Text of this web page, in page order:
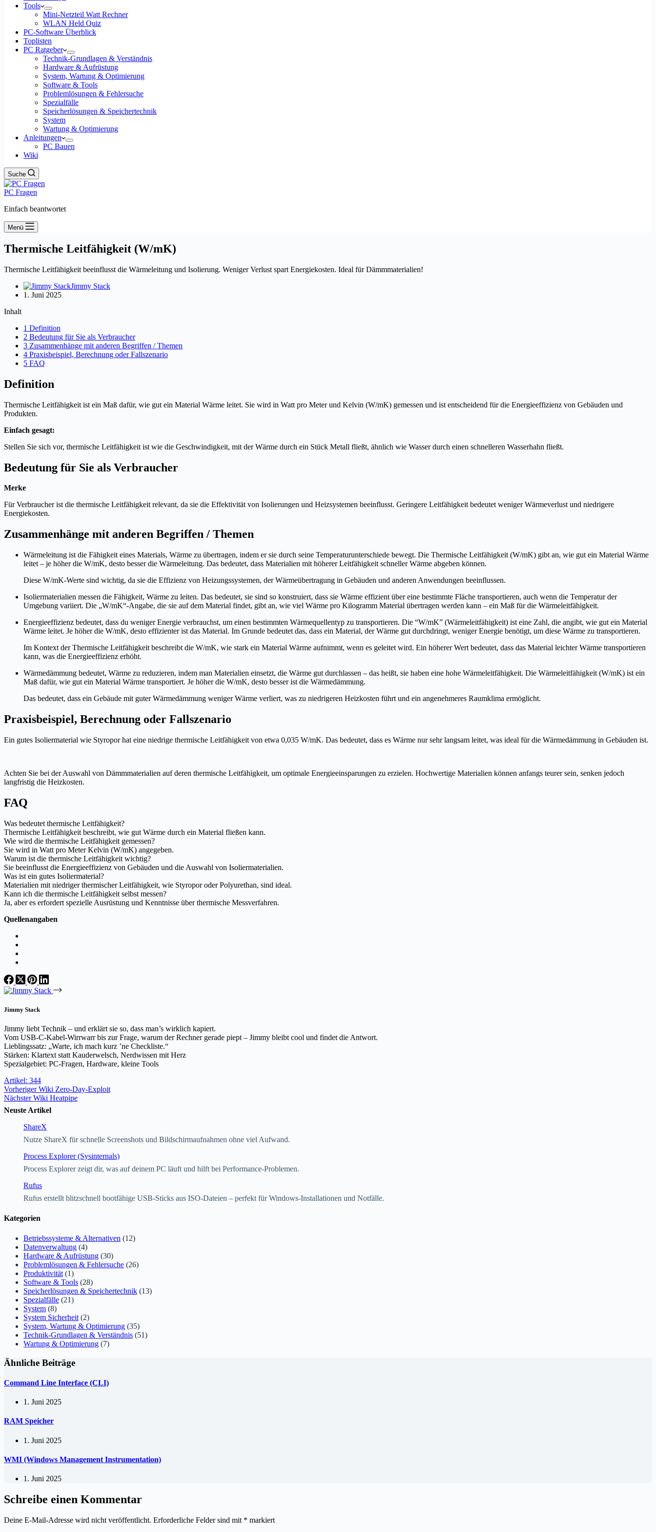
Tools
Mini-Netzteil Watt Rechner
WLAN Held Quiz
PC-Software Überblick
Toplisten
PC Ratgeber
Technik-Grundlagen & Verständnis
Hardware & Aufrüstung
System, Wartung & Optimierung
Software & Tools
Problemlösungen & Fehlersuche
Spezialfälle
Speicherlösungen & Speichertechnik
System
Wartung & Optimierung
Anleitungen
PC Bauen
Wiki
Suche
PC Fragen
Einfach beantwortet
Menü
Thermische Leitfähigkeit (W/mK)
Thermische Leitfähigkeit beeinflusst die Wärmeleitung und Isolierung. Weniger Verlust spart Energiekosten. Ideal für Dämmmaterialien!
Jimmy Stack
1. Juni 2025
Inhalt
1 Definition
2 Bedeutung für Sie als Verbraucher
3 Zusammenhänge mit anderen Begriffen / Themen
4 Praxisbeispiel, Berechnung oder Fallszenario
5 FAQ
Definition
Thermische Leitfähigkeit ist ein Maß dafür, wie gut ein Material Wärme leitet. Sie wird in Watt pro Meter und Kelvin (W/mK) gemessen und ist entscheidend für die Energieeffizienz von Gebäuden und
Produkten.
Einfach gesagt:
Stellen Sie sich vor, thermische Leitfähigkeit ist wie die Geschwindigkeit, mit der Wärme durch ein Stück Metall fließt, ähnlich wie Wasser durch einen schnelleren Wasserhahn fließt.
Bedeutung für Sie als Verbraucher
Merke
Für Verbraucher ist die thermische Leitfähigkeit relevant, da sie die Effektivität von Isolierungen und Heizsystemen beeinflusst. Geringere Leitfähigkeit bedeutet weniger Wärmeverlust und niedrigere
Energiekosten.
Zusammenhänge mit anderen Begriffen / Themen
Wärmeleitung ist die Fähigkeit eines Materials, Wärme zu übertragen, indem er sie durch seine Temperaturunterschiede bewegt. Die Thermische Leitfähigkeit (W/mK) gibt an, wie gut ein Material Wärme
leitet – je höher die W/mK, desto besser die Wärmeleitung. Das bedeutet, dass Materialien mit höherer Leitfähigkeit schneller Wärme abgeben können.
Diese W/mK-Werte sind wichtig, da sie die Effizienz von Heizungssystemen, der Wärmeübertragung in Gebäuden und anderen Anwendungen beeinflussen.
Isoliermaterialien messen die Fähigkeit, Wärme zu leiten. Das bedeutet, sie sind so konstruiert, dass sie Wärme effizient über eine bestimmte Fläche transportieren, auch wenn die Temperatur der
Umgebung variiert. Die „W/mK“-Angabe, die sie auf dem Material findet, gibt an, wie viel Wärme pro Kilogramm Material übertragen werden kann – ein Maß für die Wärmeleitfähigkeit.
Energieeffizienz bedeutet, dass du weniger Energie verbrauchst, um einen bestimmten Wärmequellentyp zu transportieren. Die “W/mK” (Wärmeleitfähigkeit) ist eine Zahl, die angibt, wie gut ein Material
Wärme leitet. Je höher die W/mK, desto effizienter ist das Material. Im Grunde bedeutet das, dass ein Material, der Wärme gut durchdringt, weniger Energie benötigt, um diese Wärme zu transportieren.
Im Kontext der Thermische Leitfähigkeit beschreibt die W/mK, wie stark ein Material Wärme aufnimmt, wenn es geleitet wird. Ein höherer Wert bedeutet, dass das Material leichter Wärme transportieren
kann, was die Energieeffizienz erhöht.
Wärmedämmung bedeutet, Wärme zu reduzieren, indem man Materialien einsetzt, die Wärme gut durchlassen – das heißt, sie haben eine hohe Wärmeleitfähigkeit. Die Wärmeleitfähigkeit (W/mK) ist ein
Maß dafür, wie gut ein Material Wärme transportiert. Je höher die W/mK, desto besser ist die Wärmedämmung.
Das bedeutet, dass ein Gebäude mit guter Wärmedämmung weniger Wärme verliert, was zu niedrigeren Heizkosten führt und ein angenehmeres Raumklima ermöglicht.
Praxisbeispiel, Berechnung oder Fallszenario
Ein gutes Isoliermaterial wie Styropor hat eine niedrige thermische Leitfähigkeit von etwa 0,035 W/mK. Das bedeutet, dass es Wärme nur sehr langsam leitet, was ideal für die Wärmedämmung in Gebäuden ist.
Achten Sie bei der Auswahl von Dämmmaterialien auf deren thermische Leitfähigkeit, um optimale Energieeinsparungen zu erzielen. Hochwertige Materialien können anfangs teurer sein, senken jedoch
langfristig die Heizkosten.
FAQ
Was bedeutet thermische Leitfähigkeit?
Thermische Leitfähigkeit beschreibt, wie gut Wärme durch ein Material fließen kann.
Wie wird die thermische Leitfähigkeit gemessen?
Sie wird in Watt pro Meter Kelvin (W/mK) angegeben.
Warum ist die thermische Leitfähigkeit wichtig?
Sie beeinflusst die Energieeffizienz von Gebäuden und die Auswahl von Isoliermaterialien.
Was ist ein gutes Isoliermaterial?
Materialien mit niedriger thermischer Leitfähigkeit, wie Styropor oder Polyurethan, sind ideal.
Kann ich die thermische Leitfähigkeit selbst messen?
Ja, aber es erfordert spezielle Ausrüstung und Kenntnisse über thermische Messverfahren.
Quellenangaben
Jimmy Stack
Jimmy liebt Technik – und erklärt sie so, dass man’s wirklich kapiert.
Vom USB-C-Kabel-Wirrwarr bis zur Frage, warum der Rechner gerade piept – Jimmy bleibt cool und findet die Antwort.
Lieblingssatz: „Warte, ich mach kurz ’ne Checkliste.“
Stärken: Klartext statt Kauderwelsch, Nerdwissen mit Herz
Spezialgebiet: PC-Fragen, Hardware, kleine Tools
Artikel: 344
VorherigerWiki Zero-Day-Exploit
NächsterWiki Heatpipe
Neuste Artikel
ShareX
Nutze ShareX für schnelle Screenshots und Bildschirmaufnahmen ohne viel Aufwand.
Process Explorer (Sysinternals)
Process Explorer zeigt dir, was auf deinem PC läuft und hilft bei Performance-Problemen.
Rufus
Rufus erstellt blitzschnell bootfähige USB-Sticks aus ISO-Dateien – perfekt für Windows-Installationen und Notfälle.
Kategorien
Betriebssysteme & Alternativen (12)
Datenverwaltung (4)
Hardware & Aufrüstung (30)
Problemlösungen & Fehlersuche (26)
Produktivität (1)
Software & Tools (28)
Speicherlösungen & Speichertechnik (13)
Spezialfälle (21)
System (8)
System Sicherheit (2)
System, Wartung & Optimierung (35)
Technik-Grundlagen & Verständnis (51)
Wartung & Optimierung (7)
Ähnliche Beiträge
Command Line Interface (CLI)
1. Juni 2025
RAM Speicher
1. Juni 2025
WMI (Windows Management Instrumentation)
1. Juni 2025
Schreibe einen Kommentar
Deine E-Mail-Adresse wird nicht veröffentlicht. Erforderliche Felder sind mit * markiert